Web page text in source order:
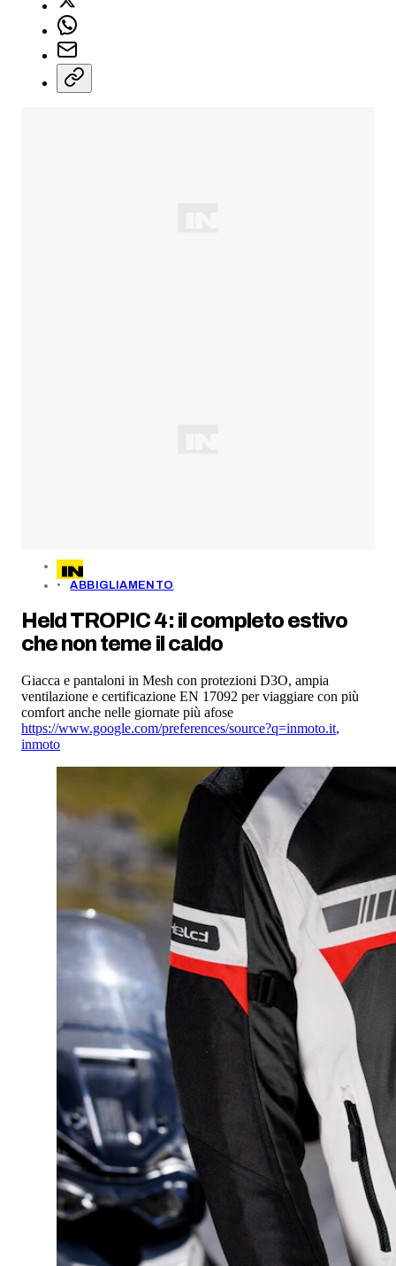
ABBIGLIAMENTO
Held TROPIC 4: il completo estivo
che non teme il caldo
Giacca e pantaloni in Mesh con protezioni D3O, ampia
ventilazione e certificazione EN 17092 per viaggiare con più
comfort anche nelle giornate più afose
https://www.google.com/preferences/source?q=inmoto.it,
inmoto